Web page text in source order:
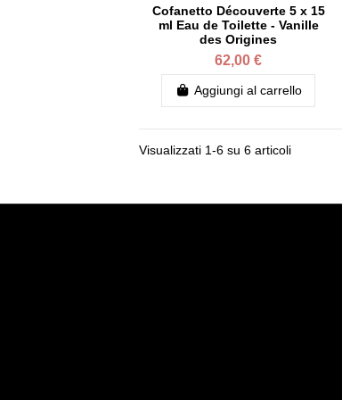
Cofanetto Découverte 5 x 15
ml Eau de Toilette - Vanille
des Origines
62,00 €
Aggiungi al carrello
Visualizzati 1-6 su 6 articoli